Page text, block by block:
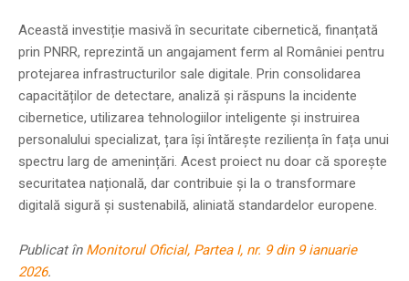
Această investiție masivă în securitate cibernetică, finanțată
prin PNRR, reprezintă un angajament ferm al României pentru
protejarea infrastructurilor sale digitale. Prin consolidarea
capacităților de detectare, analiză și răspuns la incidente
cibernetice, utilizarea tehnologiilor inteligente și instruirea
personalului specializat, țara își întărește reziliența în fața unui
spectru larg de amenințări. Acest proiect nu doar că sporește
securitatea națională, dar contribuie și la o transformare
digitală sigură și sustenabilă, aliniată standardelor europene.
Publicat în Monitorul Oficial, Partea I, nr. 9 din 9 ianuarie
2026.